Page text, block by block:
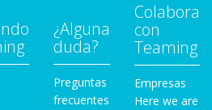
¿Alguna
duda?
Preguntas
frecuentes
Colabora
con
Teaming
Empresas
Here we are